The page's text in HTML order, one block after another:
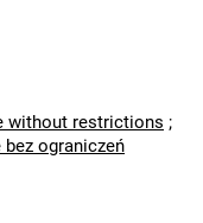
without restrictions ;
ograniczeń